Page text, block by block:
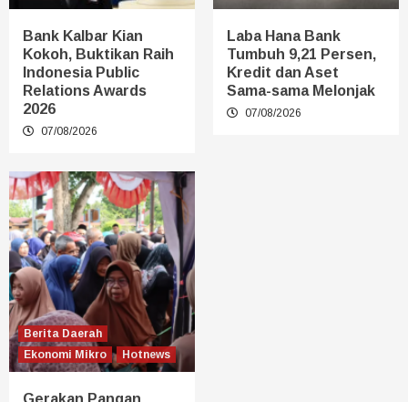
Bank Kalbar Kian
Kokoh, Buktikan Raih
Indonesia Public
Relations Awards
2026
07/08/2026
Laba Hana Bank
Tumbuh 9,21 Persen,
Kredit dan Aset
Sama-sama Melonjak
07/08/2026
Berita Daerah
Ekonomi Mikro
Hotnews
Gerakan Pangan